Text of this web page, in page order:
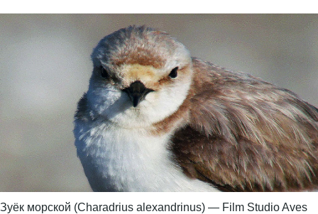
Зуёк морской (Charadrius alexandrinus) — Film Studio Aves